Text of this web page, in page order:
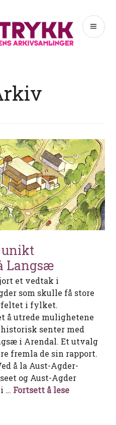
Avtrykk
unikt
Langsæ
et vedtak i
som skulle få store
i fylket.
å utrede mulighetene
senter med
i Arendal. Et utvalg
fremla de sin rapport.
å la Aust-Agder-
og Aust-Agder
… Fortsett å leseDrømmen